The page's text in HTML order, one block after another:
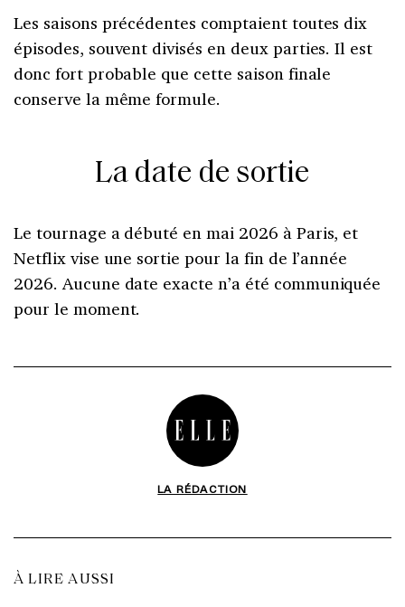
Les saisons précédentes comptaient toutes dix
épisodes, souvent divisés en deux parties. Il est
donc fort probable que cette saison finale
conserve la même formule.
La date de sortie
Le tournage a débuté en mai 2026 à Paris, et
Netflix vise une sortie pour la fin de l’année
2026. Aucune date exacte n’a été communiquée
pour le moment.
LA RÉDACTION
À LIRE AUSSI